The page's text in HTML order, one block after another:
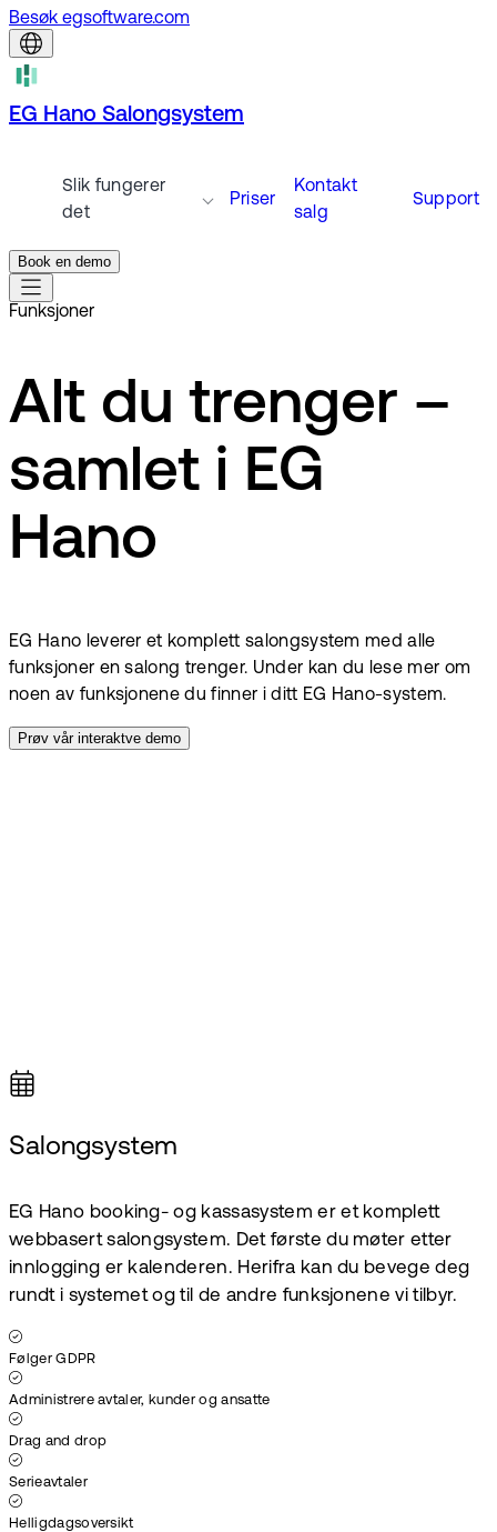
Besøk egsoftware.com
EG Hano Salongsystem
Slik fungerer
det
Priser
Kontakt
salg
Support
Book en demo
Funksjoner
Alt du trenger –
samlet i EG
Hano
EG Hano leverer et komplett salongsystem med alle
funksjoner en salong trenger. Under kan du lese mer om
noen av funksjonene du finner i ditt EG Hano-system.
Prøv vår interaktve demo
Salongsystem
EG Hano booking- og kassasystem er et komplett
webbasert salongsystem. Det første du møter etter
innlogging er kalenderen. Herifra kan du bevege deg
rundt i systemet og til de andre funksjonene vi tilbyr.
Følger GDPR
Administrere avtaler, kunder og ansatte
Drag and drop
Serieavtaler
Helligdagsoversikt